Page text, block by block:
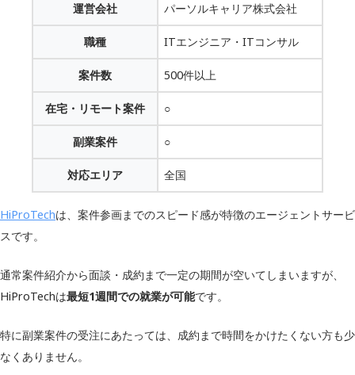
運営会社 パーソルキャリア株式会社
職種 ITエンジニア・ITコンサル
案件数 500件以上
在宅・リモート案件 ○
副業案件 ○
対応エリア 全国
HiProTechは、案件参画までのスピード感が特徴のエージェントサービ
スです。
通常案件紹介から面談・成約まで一定の期間が空いてしまいますが、
HiProTechは最短1週間での就業が可能です。
特に副業案件の受注にあたっては、成約まで時間をかけたくない方も少
なくありません。